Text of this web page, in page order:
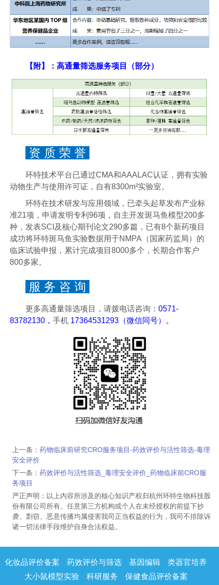
【附】：高通量筛选服务项目（部分）
资 质 荣 誉
环特技术平台已通过CMA和AAALAC认证，拥有实验
动物生产与使用许可证，自有8300m²实验室。
环特在技术研发与应用领域，已牵头起草发布产业标
准21项，申请发明专利96项，自主开发斑马鱼模型200多
种，发表SCI及核心期刊论文290多篇，已有8个新药项目
成功将环特斑马鱼实验数据用于NMPA（国家药监局）的
临床试验申报，累计完成项目8000多个，长期合作客户
800多家。
服 务 咨 询
更多高通量筛选项目，请拨电话咨询： 0571-
83782130， 手机 17364531293（微信同号）。
上一条： 药物临床前研究CRO服务项目-药效评价与活性筛选-毒理
安全评价
下一条： 药效评价与活性筛选_毒理安全评价_药物临床前CRO服
务项目
严正声明：以上内容所涉及的核心知识产权归杭州环特生物科技股
份有限公司所有。任意第三方机构或个人在未经授权的前提下抄
袭、剽窃、恶意传播均属侵害我司正当权益的行为，我司不排除诉
诸一切法律手段维护自身合法权益。
化妆品评价备案 药效评价与筛选 基因编辑
类器官培养
大小鼠模型实验
科研服务 保健食品评价备案